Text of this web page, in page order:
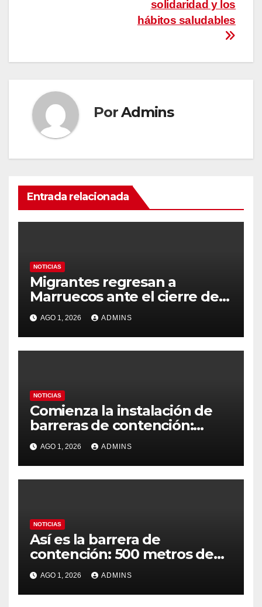
solidaridad y los
hábitos saludables
PorAdmins
Entrada relacionada
NOTICIAS
Migrantes regresan a
Marruecos ante el cierre de
tiendas en Ceuta pero con la
idea de volver a cruzar:
«Vimos en Instagram que era
fácil»
AGO 1, 2026 ADMINS
NOTICIAS
Comienza la instalación de
barreras de contención:
habrían vuelto 69.500
migrantes
AGO 1, 2026 ADMINS
NOTICIAS
Así es la barrera de
contención: 500 metros de
longitud, con una altura en
superficie de 30 a 70
centímetros
AGO 1, 2026 ADMINS